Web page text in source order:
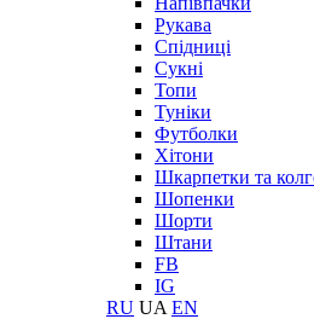
Рукава
Спідниці
Сукні
Топи
Туніки
Футболки
Хітони
Шкарпетки та
Шопенки
Шорти
Штани
FB
IG
RU UA EN